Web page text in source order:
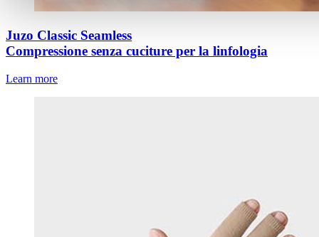
Juzo Classic Seamless
Compressione senza cuciture per la linfologia
Learn more